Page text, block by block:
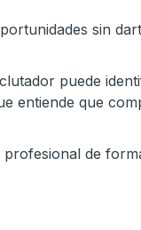
sin
puede
entiende que
de